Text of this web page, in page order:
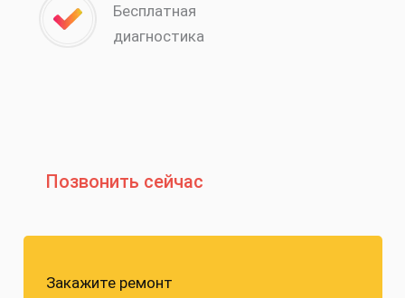
Бесплатная
диагностика
Позвонить сейчас
Закажите ремонт